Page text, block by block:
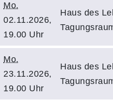
Mo.
02.11.2026,
19.00 Uhr
Haus des
Mo.
23.11.2026,
19.00 Uhr
Haus des